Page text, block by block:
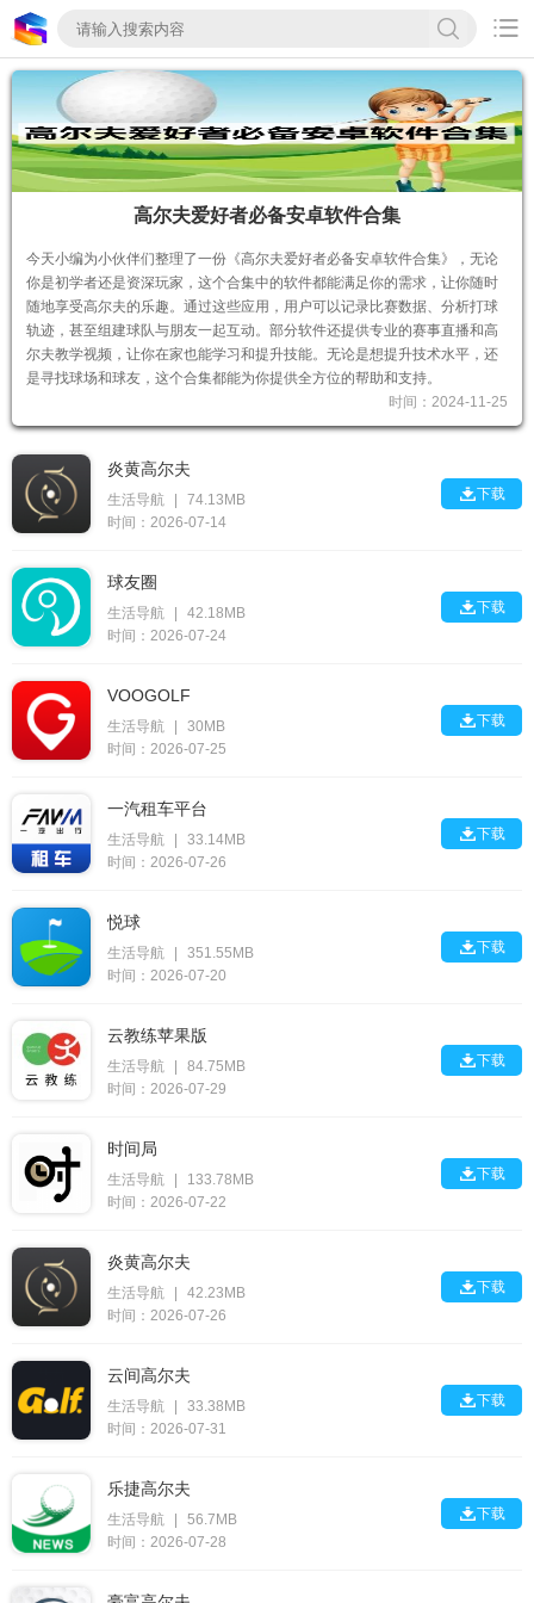

高尔夫爱好者必备安卓软件合集
今天小编为小伙伴们整理了一份《高尔夫爱好者必备安卓软件合集》，无论
你是初学者还是资深玩家，这个合集中的软件都能满足你的需求，让你随时
随地享受高尔夫的乐趣。通过这些应用，用户可以记录比赛数据、分析打球
轨迹，甚至组建球队与朋友一起互动。部分软件还提供专业的赛事直播和高
尔夫教学视频，让你在家也能学习和提升技能。无论是想提升技术水平，还
是寻找球场和球友，这个合集都能为你提供全方位的帮助和支持。
时间：2024-11-25
炎黄高尔夫
生活导航
74.13MB
时间：2026-07-14
下载
球友圈
生活导航
42.18MB
时间：2026-07-24
下载
VOOGOLF
生活导航
30MB
时间：2026-07-25
下载
一汽租车平台
生活导航
33.14MB
时间：2026-07-26
下载
悦球
生活导航
351.55MB
时间：2026-07-20
下载
云教练苹果版
生活导航
84.75MB
时间：2026-07-29
下载
时间局
生活导航
133.78MB
时间：2026-07-22
下载
炎黄高尔夫
生活导航
42.23MB
时间：2026-07-26
下载
云间高尔夫
生活导航
33.38MB
时间：2026-07-31
下载
乐捷高尔夫
生活导航
56.7MB
时间：2026-07-28
下载